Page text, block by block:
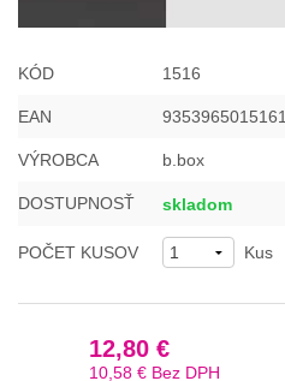
KÓD 1516
EAN 9353965015161
VÝROBCA b.box
DOSTUPNOSŤ skladom
POČET KUSOV Kus
12,80 €
10,58 € Bez DPH